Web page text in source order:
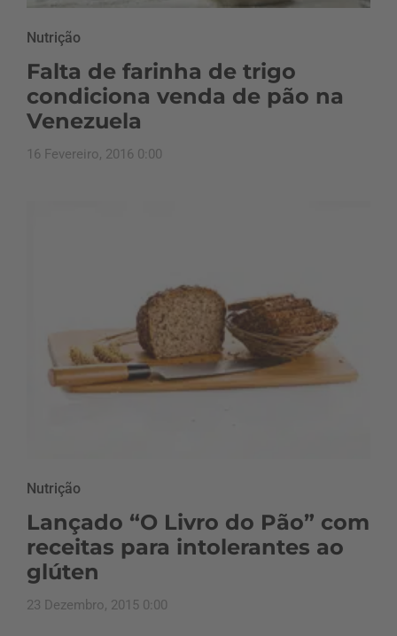
Nutrição
Falta de farinha de trigo
condiciona venda de pão na
Venezuela
16 Fevereiro, 2016 0:00
Nutrição
Lançado “O Livro do Pão” com
receitas para intolerantes ao
glúten
23 Dezembro, 2015 0:00